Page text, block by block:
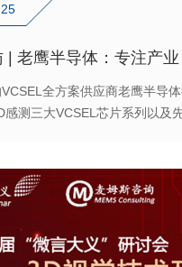
| 老鹰半导体：专注产
全方案供应商老鹰半导
感测三大VCSEL芯片系列以及